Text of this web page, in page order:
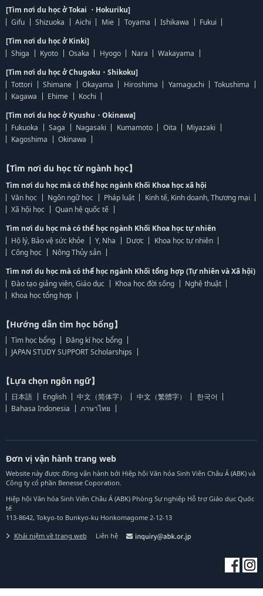
[Tìm nơi du học ở Tokai ・Hokuriku]
Gifu
Shizuoka Aichi Mie Toyama Ishikawa
Fukui
[Tìm nơi du học ở Kinki]
Shiga
Kyoto Osaka Hyogo Nara
Wakayama
[Tìm nơi du học ở Chugoku・Shikoku]
Tottori
Shimane Okayama Hiroshima Yamaguchi
Tokushima
Kagawa
Ehime
Kochi
[Tìm nơi du học ở Kyushu・Okinawa]
Fukuoka
Saga Nagasaki Kumamoto Oita
Miyazaki
Kagoshima
Okinawa
【Tìm nơi du học từ ngành học】
Tìm nơi du học mà có thể học ngành Khối Khoa học xã hội
Văn học
Ngôn ngữ học Pháp luật
Kinh tế, Kinh doanh, Thương mại
Xã hội học
Quan hệ quốc tế
Tìm nơi du học mà có thể học ngành Khối Khoa học tự nhiên
Hộ lý, Bảo vệ sức khỏe
Y, Nha Dược
Khoa học tự nhiên
Công học
Nông Thủy sản
Tìm nơi du học mà có thể học ngành Khối tổng hợp (Tự nhiên và Xã hội)
Đào tạo giảng viên, Giáo dục
Khoa học đời sống
Nghệ thuật
Khoa học tổng hợp
【Hướng dẫn tìm học bổng】
Tìm học bổng
Đăng kí học bổng
JAPAN STUDY SUPPORT Scholarships
【Lựa chọn ngôn ngữ】
日本語 English 中文（简体字） 中文（繁體字）
한국어
Bahasa Indonesia
ภาษาไทย
Đơn vị vận hành trang web
Website này được đồng vận hành bởi Hiệp hội Văn hóa Sinh Viên Châu Á (ABK) và
Công ty cổ phần Benesse Coporation.
Hiệp hội Văn hóa Sinh Viên Châu Á (ABK) Phòng Sự nghiệp Hỗ trợ Giáo dục Quốc
tế
113-8642, Tokyo-to Bunkyo-ku Honkomagome 2-12-13
Khái niệm về trang web Liên hệ